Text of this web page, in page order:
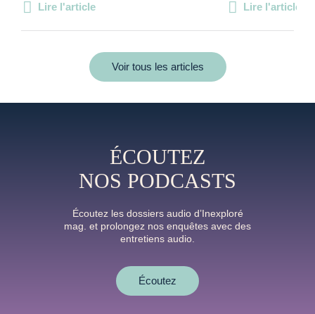
Lire l'article Lire l'article
Voir tous les articles
ÉCOUTEZ
NOS PODCASTS
Écoutez les dossiers audio d’Inexploré
mag. et prolongez nos enquêtes avec des
entretiens audio.
Écoutez